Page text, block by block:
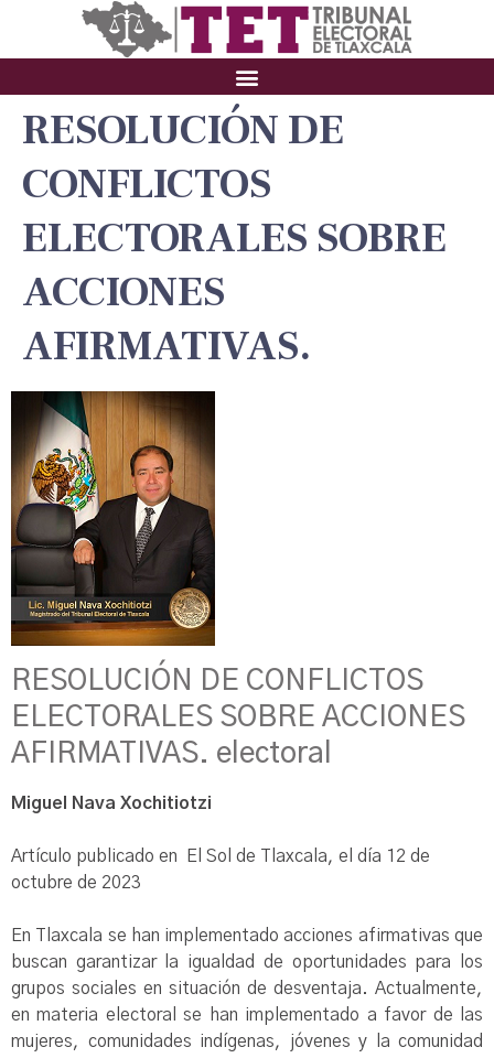
RESOLUCIÓN DE
CONFLICTOS
ELECTORALES SOBRE
ACCIONES
AFIRMATIVAS.
RESOLUCIÓN DE CONFLICTOS
ELECTORALES SOBRE ACCIONES
AFIRMATIVAS. electoral
Miguel Nava Xochitiotzi
Artículo publicado en El Sol de Tlaxcala, el día 12 de
octubre de 2023
En Tlaxcala se han implementado acciones afirmativas que
buscan garantizar la igualdad de oportunidades para los
grupos sociales en situación de desventaja. Actualmente,
en materia electoral se han implementado a favor de las
mujeres, comunidades indígenas, jóvenes y la comunidad